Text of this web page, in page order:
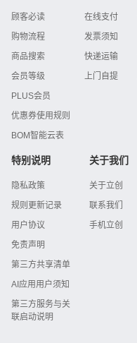
顾客必读
购物流程
商品搜索
会员等级
PLUS会员
优惠券使用规则
BOM智能云表
在线支付
发票须知
快递运输
上门自提
特别说明
隐私政策
规则更新记录
用户协议
免责声明
第三方共享清单
AI应用用户须知
第三方服务与关
联启动说明
关于我们
关于立创
联系我们
手机立创